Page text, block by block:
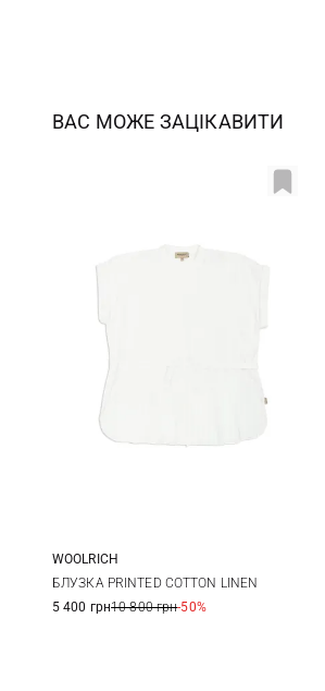
ВАС МОЖЕ ЗАЦІКАВИТИ
XXS XS S
WOOLRICH
БЛУЗКА PRINTED COTTON LINEN
5 400 грн10 800 грн-50%